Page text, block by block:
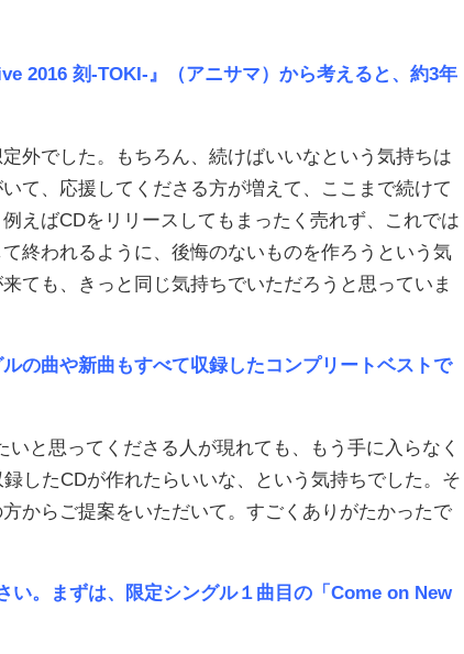
2016 刻-TOKI-』（アニサマ）から考えると、約3年
外でした。もちろん、続けばいいなという気持ちは
て、応援してくださる方が増えて、ここまで続けて
えばCDをリリースしてもまったく売れず、これでは
終われるように、後悔のないものを作ろうという気
ても、きっと同じ気持ちでいただろうと思っていま
の曲や新曲もすべて収録したコンプリートベストで
と思ってくださる人が現れても、もう手に入らなく
したCDが作れたらいいな、という気持ちでした。そ
からご提案をいただいて。すごくありがたかったで
。まずは、限定シングル１曲目の「Come on New